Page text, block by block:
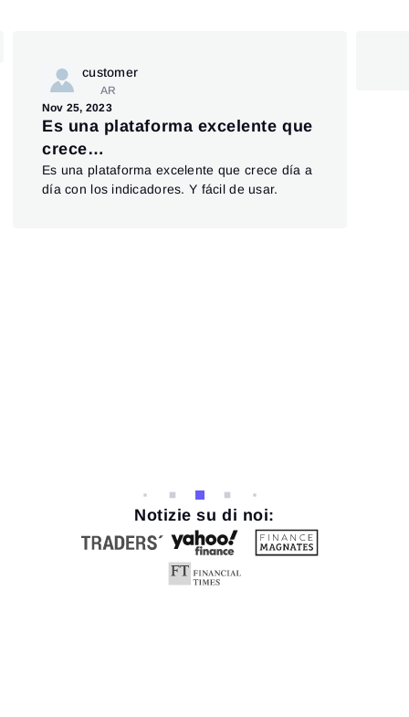
customer
AR
Nov 25, 2023
Es una plataforma excelente que
crece…
Es una plataforma excelente que crece día a
día con los indicadores. Y fácil de usar.
Notizie su di noi: